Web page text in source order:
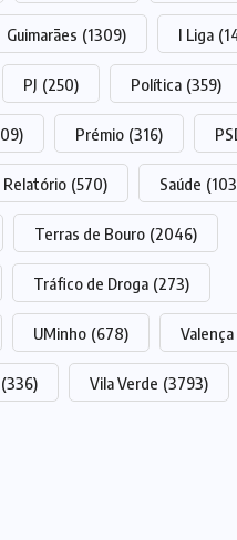
Guimarães (1309) I Liga
PJ (250) Política (359)
Prémio (316)
Relatório (570) Saúde
Terras de Bouro (2046)
Tráfico de Droga (273)
UMinho (678) Valença
(336) Vila Verde (3793)